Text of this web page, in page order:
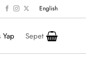
English
Sepet